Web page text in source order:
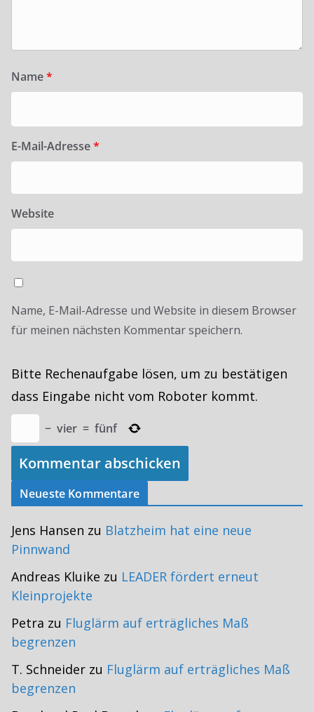
Name*
E-Mail-Adresse*
Website
Name, E-Mail-Adresse und Website in diesem Browser
für meinen nächsten Kommentar speichern.
Bitte Rechenaufgabe lösen, um zu bestätigen
dass Eingabe nicht vom Roboter kommt.
− vier = fünf
Neueste Kommentare
Jens Hansen zu Blatzheim hat eine neue
Pinnwand
Andreas Kluike zu LEADER fördert erneut
Kleinprojekte
Petra zu Fluglärm auf erträgliches Maß
begrenzen
T. Schneider zu Fluglärm auf erträgliches Maß
begrenzen